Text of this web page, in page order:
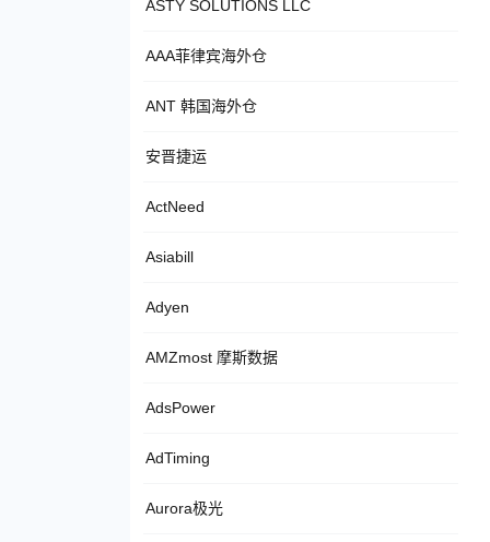
ASTY SOLUTIONS LLC
AAA菲律宾海外仓
ANT 韩国海外仓
安晋捷运
ActNeed
Asiabill
Adyen
AMZmost 摩斯数据
AdsPower
AdTiming
Aurora极光